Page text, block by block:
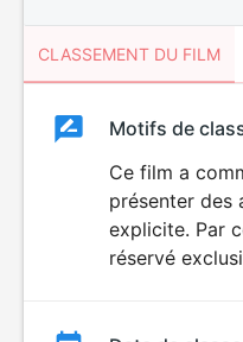
CLASSEMENT DU FILM
ClassementClassement
Motifs de
Ce film a
présenter des
explicite. Par
réservé